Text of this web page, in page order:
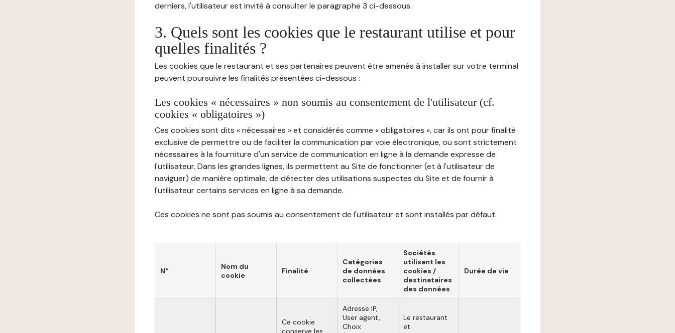
derniers, l'utilisateur est invité à consulter le paragraphe 3 ci-dessous.
3. Quels sont les cookies que le restaurant utilise et pour
quelles finalités ?
Les cookies que le restaurant et ses partenaires peuvent être amenés à installer sur votre terminal
peuvent poursuivre les finalités présentées ci-dessous :
Les cookies « nécessaires » non soumis au consentement de l'utilisateur (cf.
cookies « obligatoires »)
Ces cookies sont dits « nécessaires » et considérés comme « obligatoires », car ils ont pour finalité
exclusive de permettre ou de faciliter la communication par voie électronique, ou sont strictement
nécessaires à la fourniture d'un service de communication en ligne à la demande expresse de
l'utilisateur. Dans les grandes lignes, ils permettent au Site de fonctionner (et à l'utilisateur de
naviguer) de manière optimale, de détecter des utilisations suspectes du Site et de fournir à
l'utilisateur certains services en ligne à sa demande.
Ces cookies ne sont pas soumis au consentement de l'utilisateur et sont installés par défaut.
N°
Nom du
cookie
Finalité
Catégories
de données
collectées
Sociétés
utilisant les
cookies /
destinataires
des données
Durée de vie
Ce cookie
conserve les
Adresse IP,
User agent,
Choix
Le restaurant
et